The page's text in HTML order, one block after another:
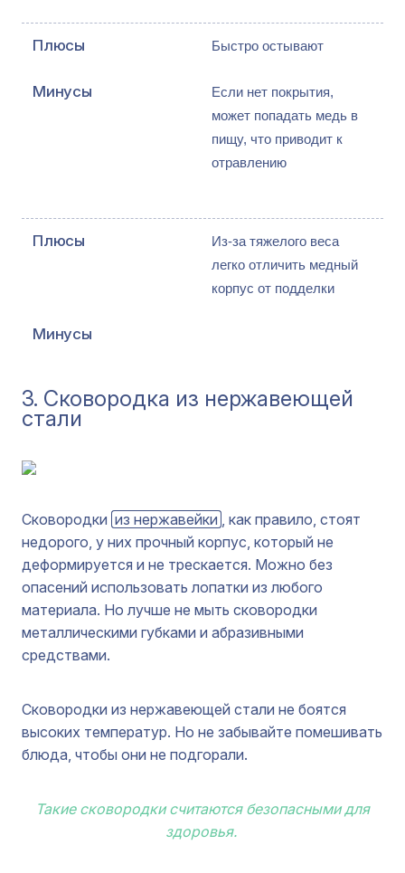
Быстро остывают
Если нет покрытия,
может попадать медь в
пищу, что приводит к
отравлению
Из-за тяжелого веса
легко отличить медный
корпус от подделки
3. Сковородка из нержавеющей
стали
Сковородки из нержавейки
, как правило, стоят
недорого, у них прочный корпус, который не
деформируется и не трескается. Можно без
опасений использовать лопатки из любого
материала. Но лучше не мыть сковородки
металлическими губками и абразивными
средствами.
Сковородки из нержавеющей стали не боятся
высоких температур. Но не забывайте помешивать
блюда, чтобы они не подгорали.
Такие сковородки считаются безопасными для
здоровья.